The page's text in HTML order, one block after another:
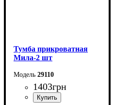
Тумба прикроватная
Мила-2 шт
29110
1403грн